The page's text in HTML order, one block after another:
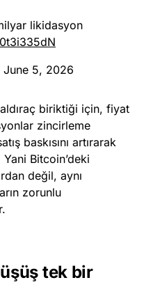
likidasyon
June 5, 2026
biriktiği için, fiyat
zincirleme
baskısını artırarak
Bitcoin’deki
değil, aynı
zorunlu
tek bir